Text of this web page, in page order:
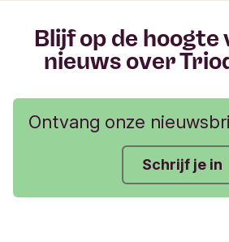
Blijf op de hoogte
nieuws over
Ontvang onze
Schrijf je in